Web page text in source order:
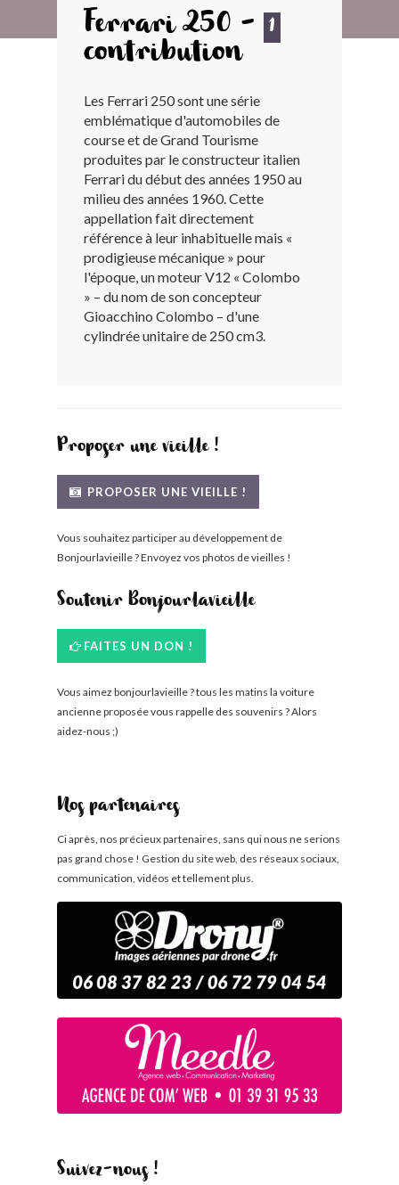
ARCHIVES
LES CONTRIBUTEURS
LE BLOG
BONJOURLAVIEILLE ?
MODÈLES ET MARQUES
COMMENT FONCTIONNE BLV ?
Ferrari 250 - 1
contribution
Les Ferrari 250 sont une série
emblématique d'automobiles de
course et de Grand Tourisme
produites par le constructeur italien
Ferrari du début des années 1950 au
milieu des années 1960. Cette
appellation fait directement
référence à leur inhabituelle mais «
prodigieuse mécanique » pour
l'époque, un moteur V12 « Colombo
» – du nom de son concepteur
Gioacchino Colombo – d'une
cylindrée unitaire de 250 cm3.
Proposer une vieille !
PROPOSER UNE VIEILLE !
Vous souhaitez participer au développement de
Bonjourlavieille ? Envoyez vos photos de vieilles !
Soutenir Bonjourlavieille
FAITES UN DON !
Vous aimez bonjourlavieille ? tous les matins la voiture
ancienne proposée vous rappelle des souvenirs ? Alors
aidez-nous ;)
Nos partenaires
Ci après, nos précieux partenaires, sans qui nous ne serions
pas grand chose ! Gestion du site web, des réseaux sociaux,
communication, vidéos et tellement plus.
Suivez-nous !